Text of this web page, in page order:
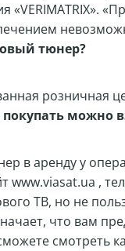
«VERIMATRIX».
тюнер?
розничная
покупать можно
в аренду у
www.viasat.ua ,
ТВ, но не
что вам
смотреть